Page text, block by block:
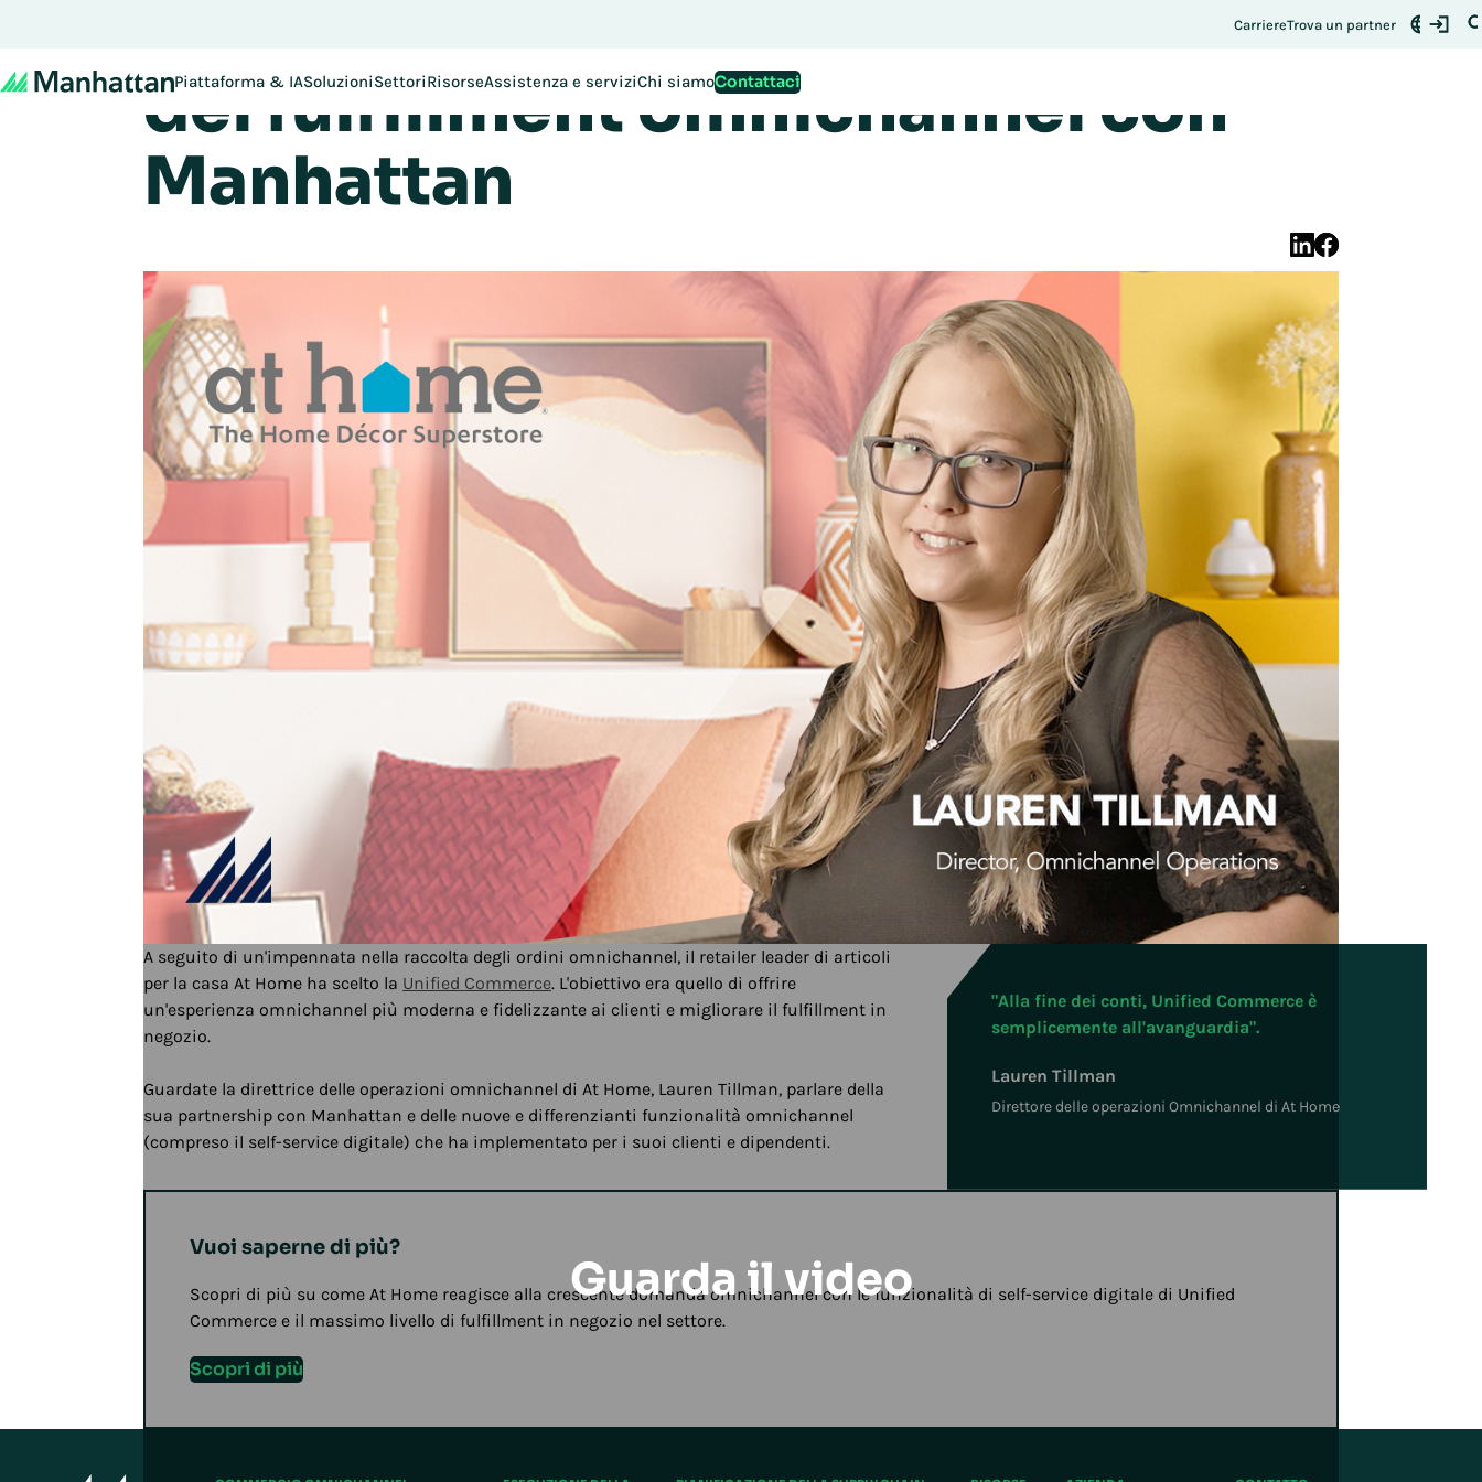
CarriereTrova un partner
Piattaforma & IASoluzioniSettoriRisorseAssistenza e serviziChi siamoContattaci
At Home accoglie l'ottimizzazione
del fulfillment omnichannel con
Manhattan
Play/Pause
Guarda il video
A seguito di un'impennata nella raccolta degli ordini omnichannel, il retailer leader di articoli
per la casa At Home ha scelto la Unified Commerce. L'obiettivo era quello di offrire
un'esperienza omnichannel più moderna e fidelizzante ai clienti e migliorare il fulfillment in
negozio.
Guardate la direttrice delle operazioni omnichannel di At Home, Lauren Tillman, parlare della
sua partnership con Manhattan e delle nuove e differenzianti funzionalità omnichannel
(compreso il self-service digitale) che ha implementato per i suoi clienti e dipendenti.
"Alla fine dei conti, Unified Commerce è
semplicemente all'avanguardia".
Lauren Tillman
Direttore delle operazioni Omnichannel di At Home
Vuoi saperne di più?
Scopri di più su come At Home reagisce alla crescente domanda omnichannel con le funzionalità di self-service digitale di Unified
Commerce e il massimo livello di fulfillment in negozio nel settore.
Scopri di più